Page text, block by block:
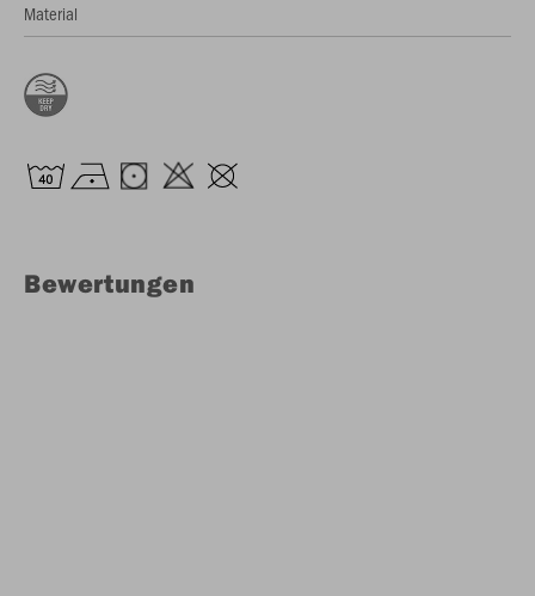
Material
Bewertungen